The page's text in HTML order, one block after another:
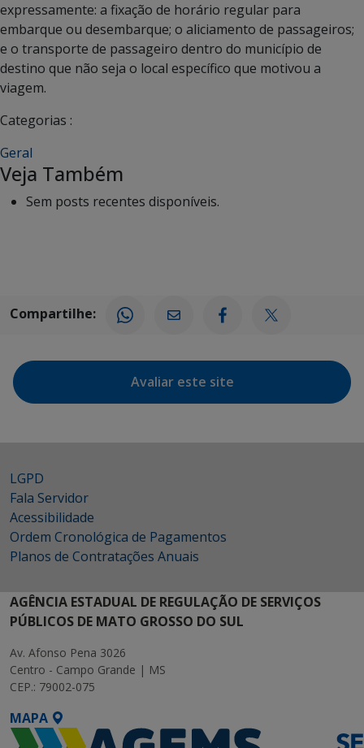
expressamente: a fixação de horário regular para
embarque ou desembarque; o aliciamento de passageiros;
e o transporte de passageiro dentro do município de
destino que não seja o local específico que motivou a
viagem.
Categorias :
Geral
Veja Também
Sem posts recentes disponíveis.
Compartilhe:
Avaliar este site
LGPD
Fala Servidor
Acessibilidade
Ordem Cronológica de Pagamentos
Planos de Contratações Anuais
AGÊNCIA ESTADUAL DE REGULAÇÃO DE SERVIÇOS
PÚBLICOS DE MATO GROSSO DO SUL
Av. Afonso Pena 3026
Centro - Campo Grande | MS
CEP.: 79002-075
MAPA